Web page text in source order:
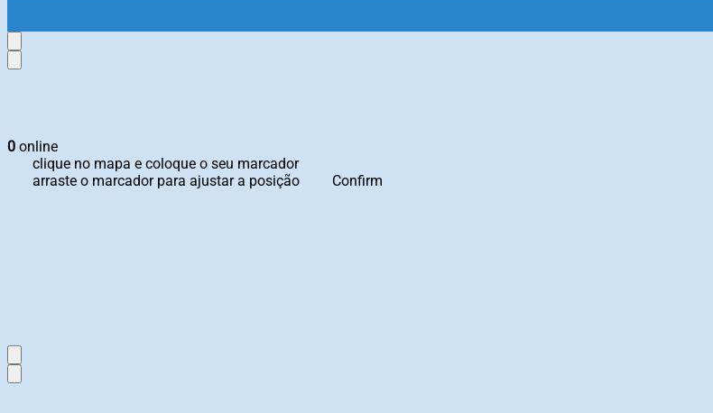
0 online
clique no mapa e coloque o seu marcador
arraste o marcador para ajustar a posição
Confirm